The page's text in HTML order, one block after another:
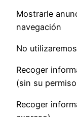
Mostrarle
navegación
No
Recoger
(sin su
Recoger